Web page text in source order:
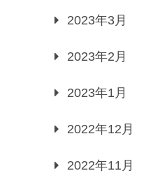
2023年3月
2023年2月
2023年1月
2022年12月
2022年11月